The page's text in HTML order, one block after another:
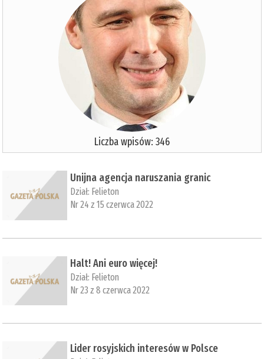
Liczba wpisów: 346
Unijna agencja naruszania granic
Dział: Felieton
Nr 24 z 15 czerwca 2022
Halt! Ani euro więcej!
Dział: Felieton
Nr 23 z 8 czerwca 2022
Lider rosyjskich interesów w Polsce